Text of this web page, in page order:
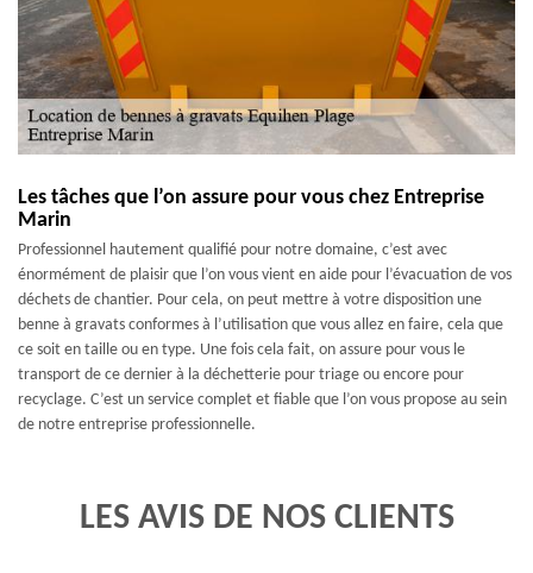
Les tâches que l’on assure pour vous chez Entreprise
Marin
Professionnel hautement qualifié pour notre domaine, c’est avec
énormément de plaisir que l’on vous vient en aide pour l’évacuation de vos
déchets de chantier. Pour cela, on peut mettre à votre disposition une
benne à gravats conformes à l’utilisation que vous allez en faire, cela que
ce soit en taille ou en type. Une fois cela fait, on assure pour vous le
transport de ce dernier à la déchetterie pour triage ou encore pour
recyclage. C’est un service complet et fiable que l’on vous propose au sein
de notre entreprise professionnelle.
LES AVIS DE NOS CLIENTS